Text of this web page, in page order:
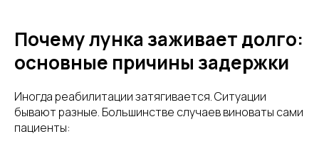
Почему лунка заживает долго:
основные причины задержки
Иногда реабилитации затягивается. Ситуации
бывают разные. Большинстве случаев виноваты сами
пациенты: